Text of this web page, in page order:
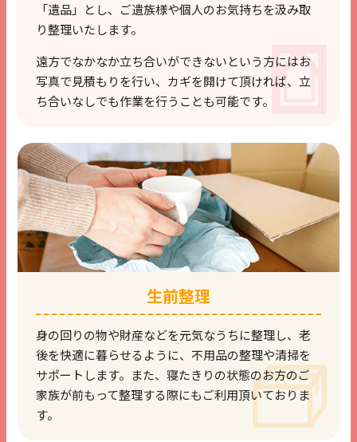
「遺品」とし、ご遺族様や個人のお気持ちを汲み取
り整理いたします。
遠方でなかなか立ち合いができないという方にはお
写真で見積もりを行い、カギを開けて頂ければ、 立
ち合いなしでも作業を行うことも可能です。
生前整理
身の回りの物や財産などを元気なうちに整理し、 老
後を快適に暮らせるように、 不用品の整理や清掃を
サポートします。 また、寝たきりの状態のお方のご
家族が前もって整理する際にもご利用頂いておりま
す。